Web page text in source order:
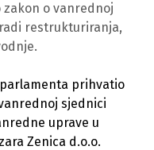
zakon o vanrednoj
restrukturiranja,
prihvatio
sjednici
uprave u
Zenica d.o.o.